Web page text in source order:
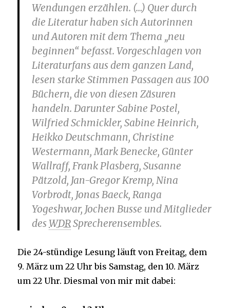
Wendungen erzählen. (…) Quer durch
die Literatur haben sich Autorinnen
und Autoren mit dem Thema „neu
beginnen“ befasst. Vorgeschlagen von
Literaturfans aus dem ganzen Land,
lesen starke Stimmen Passagen aus 100
Büchern, die von diesen Zäsuren
handeln. Darunter Sabine Postel,
Wilfried Schmickler, Sabine Heinrich,
Heikko Deutschmann, Christine
Westermann, Mark Benecke, Günter
Wallraff, Frank Plasberg, Susanne
Pätzold, Jan-Gregor Kremp, Nina
Vorbrodt, Jonas Baeck, Ranga
Yogeshwar, Jochen Busse und Mitglieder
desWDRSprecherensembles.
Die 24-stündige Lesung läuft von Freitag, dem
9. März um 22 Uhr bis Samstag, den 10. März
um 22 Uhr. Diesmal von mir mit dabei: